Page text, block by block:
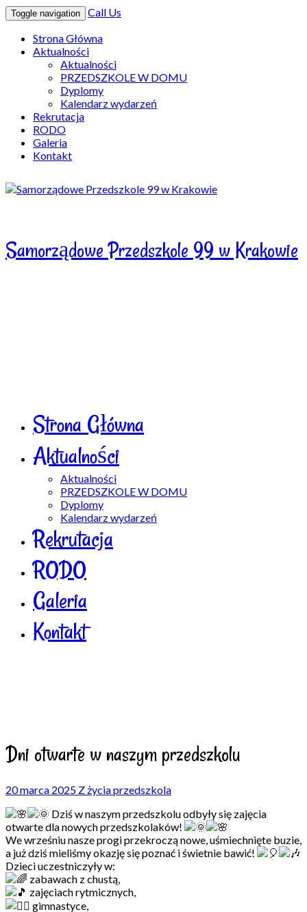
Toggle navigation
Call Us
Strona Główna
Aktualności
Aktualności
PRZEDSZKOLE W DOMU
Dyplomy
Kalendarz wydarzeń
Rekrutacja
RODO
Galeria
Kontakt
Samorządowe Przedszkole 99 w Krakowie
Strona Główna
Aktualności
Aktualności
PRZEDSZKOLE W DOMU
Dyplomy
Kalendarz wydarzeń
Rekrutacja
RODO
Galeria
Kontakt
Dni otwarte w naszym przedszkolu
20 marca 2025 Z życia przedszkola
Dziś w naszym przedszkolu odbyły się zajęcia
otwarte dla nowych przedszkolaków!
We wrześniu nasze progi przekroczą nowe, uśmiechnięte buzie,
a już dziś mieliśmy okazję się poznać i świetnie bawić!
Dzieci uczestniczyły w:
zabawach z chustą,
zajęciach rytmicznych,
gimnastyce,